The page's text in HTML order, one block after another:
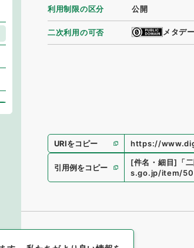
利用制限の区分 公開
二次利用の可否 メタデ
URIをコピー https://
引用例をコピー
[件名・細目] 「
s.go.jp/item/